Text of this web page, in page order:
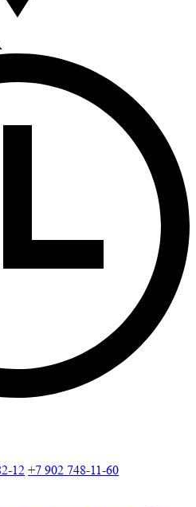
12 +7 902 748-11-60